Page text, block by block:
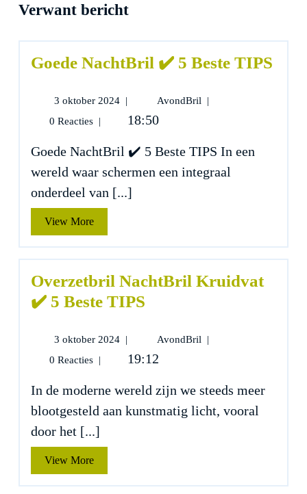
Verwant bericht
Goede NachtBril ✔️ 5 Beste TIPS
3 oktober 2024 3
2024
| AvondBril
Goede
Beste
TIPS
|
0 Reacties | 18:50
Goede NachtBril ✔️ 5 Beste TIPS In een
wereld waar schermen een integraal
onderdeel van [...]
View MoreView
More
Overzetbril NachtBril Kruidvat
✔️ 5 Beste TIPS
3 oktober 2024 3
2024
| AvondBril
Overzetbril
5
Beste
|
0 Reacties | 19:12
In de moderne wereld zijn we steeds meer
blootgesteld aan kunstmatig licht, vooral
door het [...]
View MoreView
More